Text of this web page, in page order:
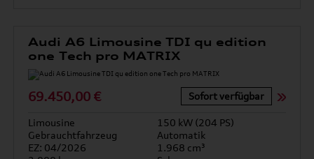
Audi A6 Limousine TDI qu edition
one Tech pro MATRIX
69.450,00 € Sofort verfügbar
Limousine
150 kW (204 PS)
Gebrauchtfahrzeug
Automatik
EZ: 04/2026
1.968 cm³